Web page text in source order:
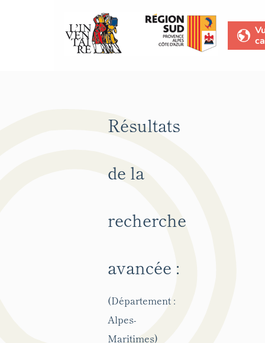
Résultats
de la
recherche
avancée :
(Département :
Alpes-
Maritimes)